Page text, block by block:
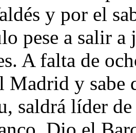
y por el
pese a salir
A falta de
Madrid y sabe
saldrá líder